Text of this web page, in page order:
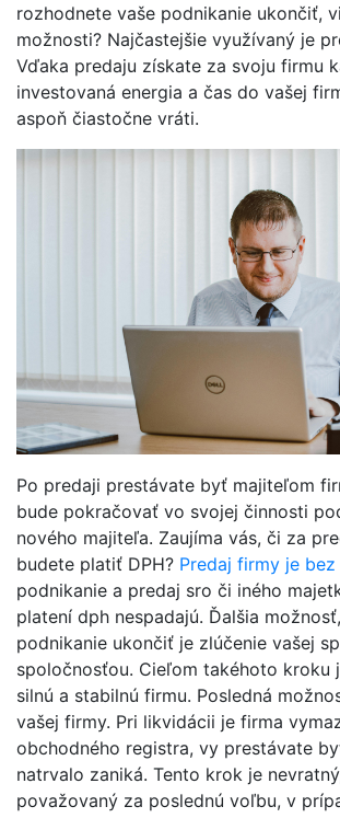
rozhodnete vaše podnikanie ukončiť,
možnosti? Najčastejšie využívaný je
Vďaka predaju získate za svoju firmu
investovaná energia a čas do vašej
aspoň čiastočne vráti.
Po predaji prestávate byť majiteľom
bude pokračovať vo svojej činnosti
nového majiteľa. Zaujíma vás, či za
budete platiť DPH? Predaj firmy je
podnikanie a predaj sro či iného
platení dph nespadajú. Ďalšia
podnikanie ukončiť je zlúčenie vašej
spoločnosťou. Cieľom takéhoto kroku
silnú a stabilnú firmu. Posledná
vašej firmy. Pri likvidácii je firma
obchodného registra, vy prestávate
natrvalo zaniká. Tento krok je
považovaný za poslednú voľbu, v